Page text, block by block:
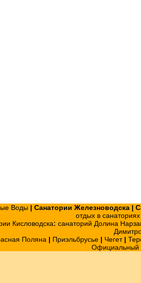
Воды | Санатории Железноводска |
отдых в
Кисловодска: санаторий Долина
Поляна | Приэльбрусье| Чегет|
Официальный